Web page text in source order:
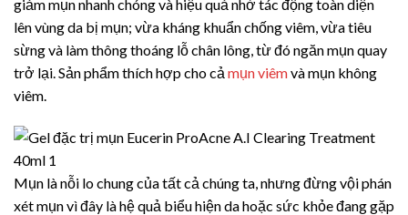
giảm mụn nhanh chóng và hiệu quả nhờ tác động toàn diện
lên vùng da bị mụn; vừa kháng khuẩn chống viêm, vừa tiêu
sừng và làm thông thoáng lỗ chân lông, từ đó ngăn mụn quay
trở lại. Sản phẩm thích hợp cho cả mụn viêmvà mụn không
viêm.
Mụn là nỗi lo chung của tất cả chúng ta, nhưng đừng vội phán
xét mụn vì đây là hệ quả biểu hiện da hoặc sức khỏe đang gặp